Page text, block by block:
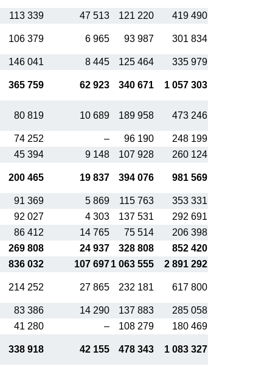
113 339 47 513 121 220
419 490
106 379 6 965 93 987 301 834
146 041 8 445 125 464
335 979
365 759 62 923 340 671 1 057 303
80 819 10 689 189 958 473 246
74 252 – 96 190
248 199
45 394 9 148 107 928
260 124
200 465 19 837 394 076 981 569
91 369 5 869 115 763
353 331
92 027 4 303 137 531
292 691
86 412 14 765 75 514
206 398
269 808 24 937 328 808
852 420
836 032 107 6971 063 555
2 891 292
214 252 27 865 232 181 617 800
83 386 14 290 137 883
285 058
41 280 – 108 279
180 469
338 918 42 155 478 343 1 083 327